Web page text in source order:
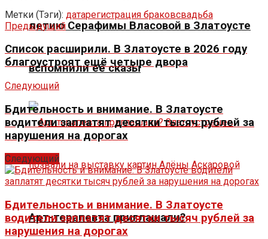
летию Серафимы Власовой в Златоусте
вспомнили её сказы
Арт-терапевта приглашали?
Метки (Тэги): датарегистрация браковсвадьба
Предыдущий
Список расширили. В Златоусте в 2026 году
благоустроят ещё четыре двора
Следующий
Бдительность и внимание. В Златоусте
водители заплатят десятки тысяч рублей за
нарушения на дорогах
Следующий
Бдительность и внимание. В Златоусте
водители заплатят десятки тысяч рублей за
нарушения на дорогах